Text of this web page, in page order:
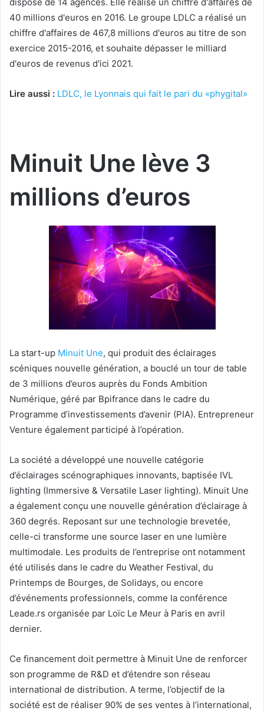
40 millions d'euros en 2016. Le groupe LDLC a réalisé un
chiffre d'affaires de 467,8 millions d'euros au titre de son
exercice 2015-2016, et souhaite dépasser le milliard
d'euros de revenus d'ici 2021.
Lire aussi : LDLC, le Lyonnais qui fait le pari du «phygital»
Minuit Une lève 3
millions d’euros
La start-up Minuit Une, qui produit des éclairages
scéniques nouvelle génération, a bouclé un tour de table
de 3 millions d’euros auprès du Fonds Ambition
Numérique, géré par Bpifrance dans le cadre du
Programme d’investissements d’avenir (PIA). Entrepreneur
Venture également participé à l’opération.
La société a développé une nouvelle catégorie
d’éclairages scénographiques innovants, baptisée IVL
lighting (Immersive & Versatile Laser lighting). Minuit Une
a également conçu une nouvelle génération d’éclairage à
360 degrés. Reposant sur une technologie brevetée,
celle-ci transforme une source laser en une lumière
multimodale. Les produits de l’entreprise ont notamment
été utilisés dans le cadre du Weather Festival, du
Printemps de Bourges, de Solidays, ou encore
d’événements professionnels, comme la conférence
Leade.rs organisée par Loïc Le Meur à Paris en avril
dernier.
Ce financement doit permettre à Minuit Une de renforcer
son programme de R&D et d’étendre son réseau
international de distribution. A terme, l’objectif de la
société est de réaliser 90% de ses ventes à l’international,